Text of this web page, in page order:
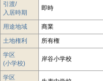
引渡/
入居時期
即時
用途地域
商業
土地権利
所有権
学区
(小学校)
岸谷小学校
学区